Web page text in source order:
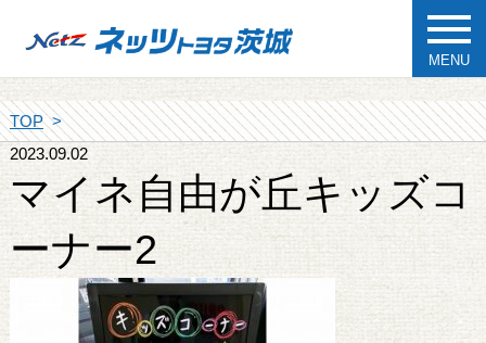
MENU
TOP
2023.09.02
マイネ自由が丘キッズコ
ーナー2